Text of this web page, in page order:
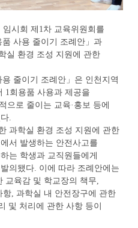
임시회 제1차 교육위원회를
사용 줄이기 조례안」과
실 환경 조성 지원에 관한
용 줄이기 조례안」은 인천지역
1회용품 사용과 제공을
으로 줄이는 교육·홍보 등에
.
과학실 환경 조성 지원에 관한
서 발생하는 안전사고를
는 학생과 교직원들에게
의됐다. 이에 따라 조례안에는
교육감 및 학교장의 책무,
, 과학실 내 안전장구에 관한
및 처리에 관한 사항 등이